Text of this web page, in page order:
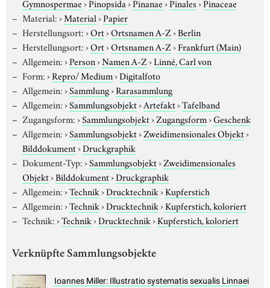
Gymnospermae›Pinopsida›Pinanae›Pinales›Pinaceae
Material:›Material›Papier
Herstellungsort:›Ort›Ortsnamen A-Z›Berlin
Herstellungsort:›Ort›Ortsnamen A-Z›Frankfurt (Main)
Allgemein:›Person›Namen A-Z›Linné, Carl von
Form:›Repro/ Medium›Digitalfoto
Allgemein:›Sammlung›Rarasammlung
Allgemein:›Sammlungsobjekt›Artefakt›Tafelband
Zugangsform:›Sammlungsobjekt›Zugangsform›Geschenk
Allgemein:›Sammlungsobjekt›Zweidimensionales Objekt›
Bilddokument›Druckgraphik
Dokument-Typ:›Sammlungsobjekt›Zweidimensionales
Objekt›Bilddokument›Druckgraphik
Allgemein:›Technik›Drucktechnik›Kupferstich
Allgemein:›Technik›Drucktechnik›Kupferstich, koloriert
Technik:›Technik›Drucktechnik›Kupferstich, koloriert
Verknüpfte Sammlungsobjekte
Ioannes Miller: Illustratio systematis sexualis Linnaei